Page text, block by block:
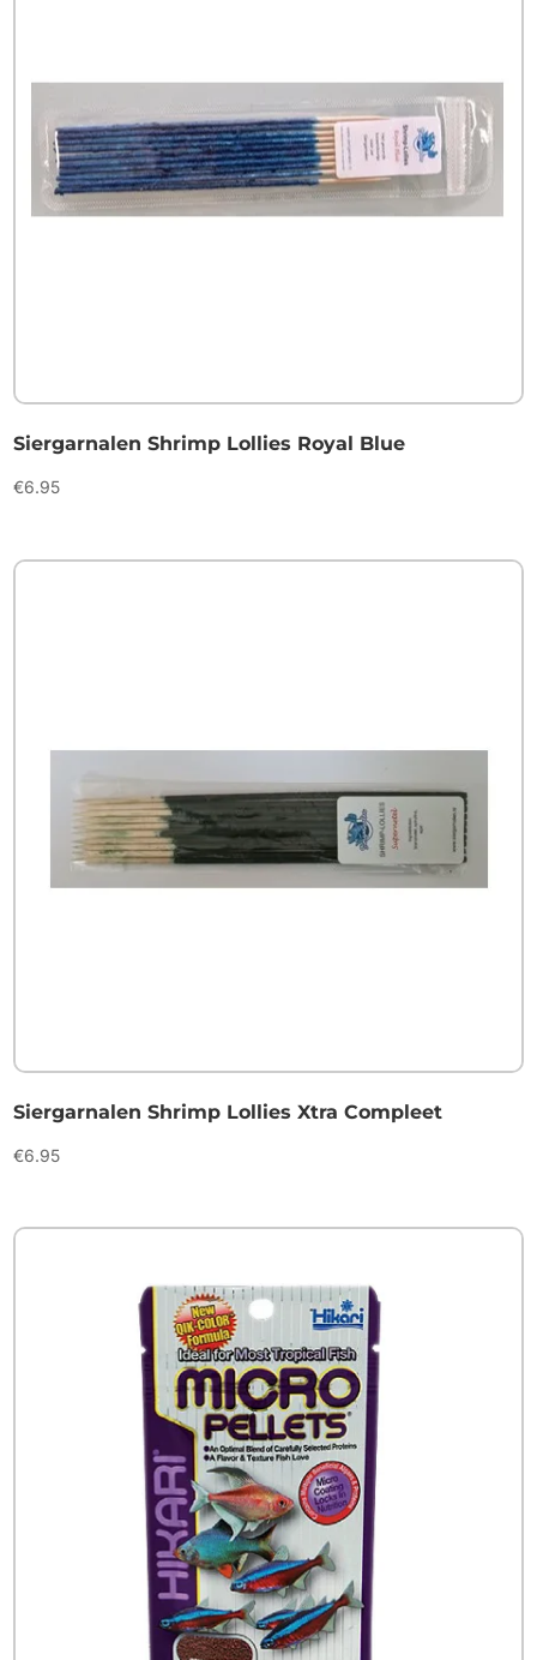
Siergarnalen Shrimp Lollies Royal Blue
€6.95
Siergarnalen Shrimp Lollies Xtra Compleet
€6.95